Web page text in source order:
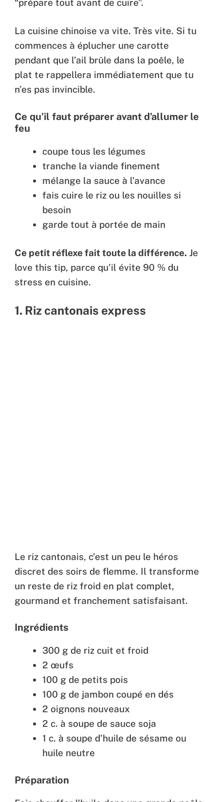
“prépare tout avant de cuire”.
La cuisine chinoise va vite. Très vite. Si tu
commences à éplucher une carotte
pendant que l’ail brûle dans la poêle, le
plat te rappellera immédiatement que tu
n’es pas invincible.
Ce qu’il faut préparer avant d’allumer le
feu
coupe tous les légumes
tranche la viande finement
mélange la sauce à l’avance
fais cuire le riz ou les nouilles si
besoin
garde tout à portée de main
Ce petit réflexe fait toute la différence. Je
love this tip, parce qu’il évite 90 % du
stress en cuisine.
1. Riz cantonais express
Le riz cantonais, c’est un peu le héros
discret des soirs de flemme. Il transforme
un reste de riz froid en plat complet,
gourmand et franchement satisfaisant.
Ingrédients
300 g de riz cuit et froid
2 œufs
100 g de petits pois
100 g de jambon coupé en dés
2 oignons nouveaux
2 c. à soupe de sauce soja
1 c. à soupe d’huile de sésame ou
huile neutre
Préparation